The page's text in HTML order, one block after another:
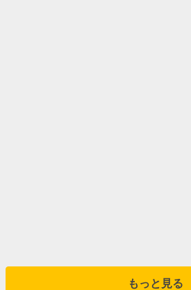
もっと見る